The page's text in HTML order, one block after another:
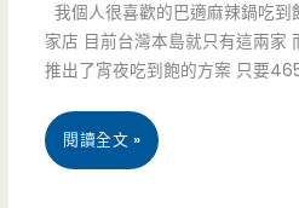
皮
小
籠
我個人很喜歡的巴適麻辣鍋吃
家店 目前台灣本島就只有這兩家
推出了宵夜吃到飽的方案 只要
桃
閱讀全文 »